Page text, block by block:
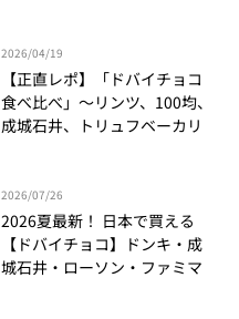
2026/04/19
【正直レポ】「ドバイチョコ
食べ比べ」～リンツ、100均、
成城石井、トリュフベーカリ
2026/07/26
2026夏最新！ 日本で買える
【ドバイチョコ】ドンキ・成
城石井・ローソン・ファミマ